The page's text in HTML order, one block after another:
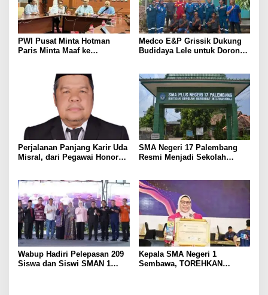
PWI Pusat Minta Hotman
Paris Minta Maaf ke
Medco E&P Grissik Dukung
Budidaya Lele untuk Dorong
Perjalanan Panjang Karir Uda
Misral, dari Pegawai Honorer
Eselon III
SMA Negeri 17 Palembang
Resmi Menjadi Sekolah
Wabup Hadiri Pelepasan 209
Siswa dan Siswi SMAN 1
Kepala SMA Negeri 1
Sembawa, TOREHKAN